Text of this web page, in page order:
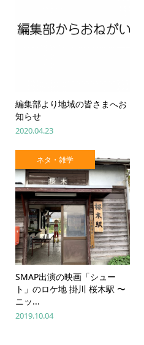
編集部より地域の皆さまへお
知らせ
2020.04.23
ネタ・雑学
SMAP出演の映画「シュー
ト」のロケ地 掛川 桜木駅 〜
ニッ...
2019.10.04